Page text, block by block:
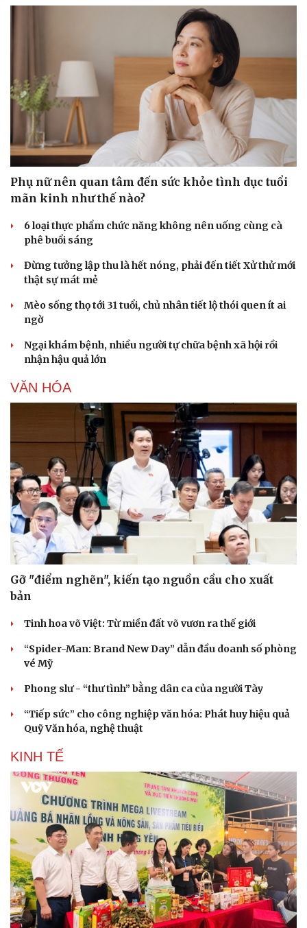
Pháp luật
Vụ án
Tin nóng
Tư vấn luật
Quân sự - Quốc phòng
Vũ khí
Việt Nam
Phân tích
Phụ nữ nên quan tâm đến sức khỏe tình dục tuổi
mãn kinh như thế nào?
6 loại thực phẩm chức năng không nên uống cùng cà
phê buổi sáng
Đừng tưởng lập thu là hết nóng, phải đến tiết Xử thử mới
thật sự mát mẻ
Mèo sống thọ tới 31 tuổi, chủ nhân tiết lộ thói quen ít ai
ngờ
Ngại khám bệnh, nhiều người tự chữa bệnh xã hội rồi
nhận hậu quả lớn
VĂN HÓA
Gỡ "điểm nghẽn", kiến tạo nguồn cầu cho xuất
bản
Tinh hoa võ Việt: Từ miền đất võ vươn ra thế giới
“Spider-Man: Brand New Day” dẫn đầu doanh số phòng
vé Mỹ
Phong slư - “thư tình” bằng dân ca của người Tày
“Tiếp sức” cho công nghiệp văn hóa: Phát huy hiệu quả
Quỹ Văn hóa, nghệ thuật
KINH TẾ